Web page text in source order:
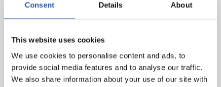
Consent Details About
This website uses cookies
We use cookies to personalise content and ads, to
provide social media features and to analyse our traffic.
We also share information about your use of our site with